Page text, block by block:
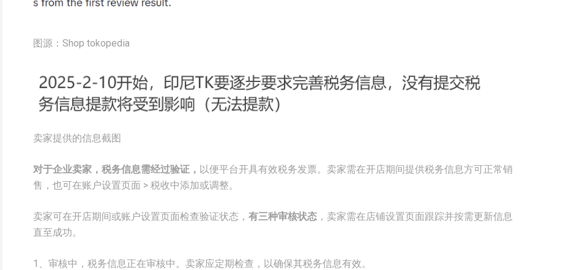
图源：Shop tokopedia
卖家提供的信息截图
对于企业卖家，税务信息需经过验证， 以便平台开具有效税务发票。卖家需在开店期间提供税务信息方可正常销
售，也可在账户设置页面 > 税收中添加或调整。
卖家可在开店期间或账户设置页面检查验证状态， 有三种审核状态，卖家需在店铺设置页面跟踪并按需更新信息
直至成功。
1、审核中，税务信息正在审核中。卖家应定期检查，以确保其税务信息有效。